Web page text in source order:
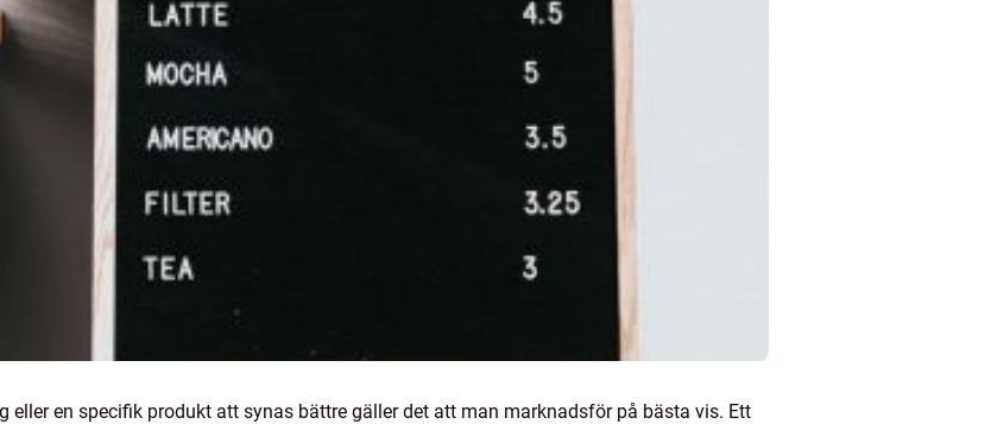
eller en specifik produkt att synas bättre gäller det att man marknadsför på bästa vis. Ett